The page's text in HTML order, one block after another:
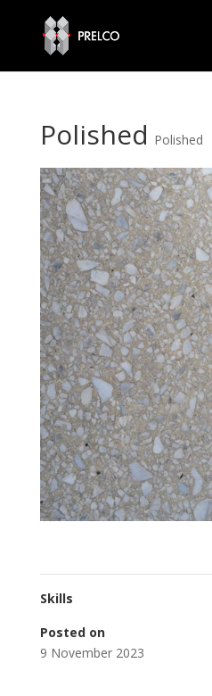
Polished Polished
Skills
Posted on
9 November 2023